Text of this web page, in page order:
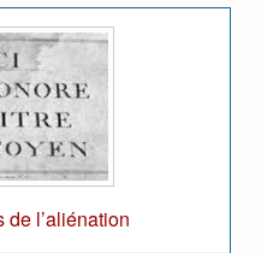
de l’aliénation